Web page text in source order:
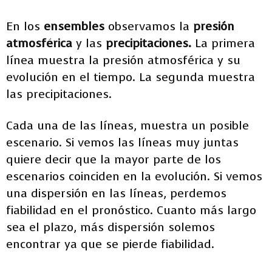
En los ensembles observamos la presión
atmosférica y las precipitaciones. La primera
línea muestra la presión atmosférica y su
evolución en el tiempo. La segunda muestra
las precipitaciones.
Cada una de las líneas, muestra un posible
escenario. Si vemos las líneas muy juntas
quiere decir que la mayor parte de los
escenarios coinciden en la evolución. Si vemos
una dispersión en las líneas, perdemos
fiabilidad en el pronóstico. Cuanto más largo
sea el plazo, más dispersión solemos
encontrar ya que se pierde fiabilidad.